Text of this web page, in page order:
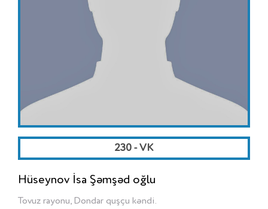
230 - VK
Hüseynov İsa Şəmşəd oğlu
Tovuz rayonu, Dondar quşçu kəndi.